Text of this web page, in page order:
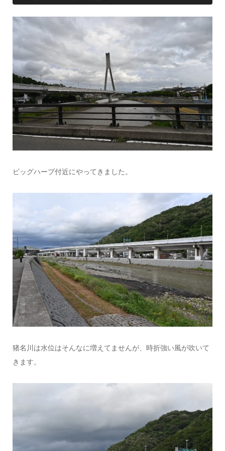
ビッグハープ付近にやってきました。
猪名川は水位はそんなに増えてませんが、時折強い風が吹いて
きます。